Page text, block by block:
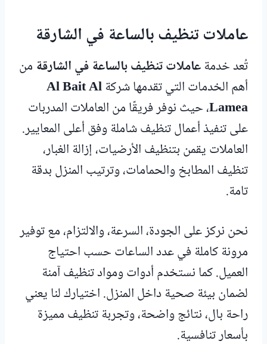
عاملات تنظيف بالساعة في الشارقة
تُعد خدمةعاملات تنظيف بالساعة في الشارقة من
أهم الخدمات التي تقدمها شركةAl Bait Al
Lamea، حيث نوفر فريقًا من العاملات المدربات
على تنفيذ أعمال تنظيف شاملة وفق أعلى المعايير.
العاملات يقمن بتنظيف الأرضيات، إزالة الغبار،
تنظيف المطابخ والحمامات، وترتيب المنزل بدقة
تامة.
نحن نركز على الجودة، السرعة، والالتزام، مع توفير
مرونة كاملة في عدد الساعات حسب احتياج
العميل. كما نستخدم أدوات ومواد تنظيف آمنة
لضمان بيئة صحية داخل المنزل. اختيارك لنا يعني
راحة بال، نتائج واضحة، وتجربة تنظيف مميزة
بأسعار تنافسية.